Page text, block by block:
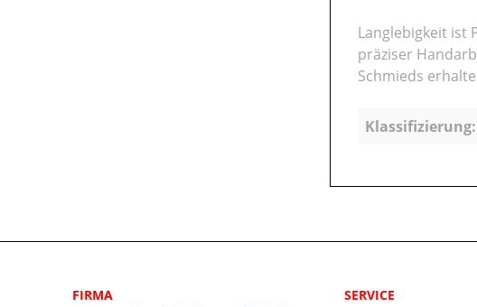
Langlebigkeit ist
präziser
Schmieds
Klassifizierung:
FIRMA
SERVICE